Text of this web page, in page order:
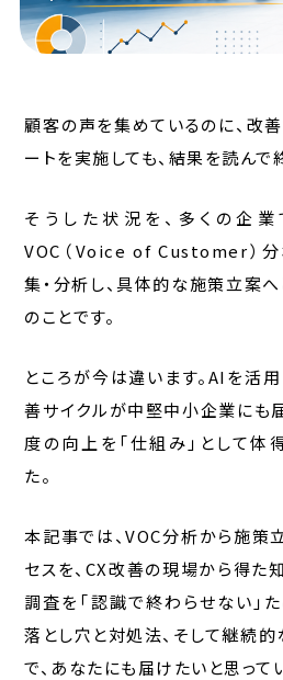
顧客の声を集めているのに、改
ートを実施しても、結果を読んで
そうした状況を、多くの企業
VOC（Voice of Customer）
集・分析し、具体的な施策立案
のことです。
ところが今は違います。AIを活
善サイクルが中堅中小企業にも
度の向上を「仕組み」として体
た。
本記事では、VOC分析から施策
セスを、CX改善の現場から得た
調査を「認識で終わらせない」
落とし穴と対処法、そして継続
で、あなたにも届けたいと思って